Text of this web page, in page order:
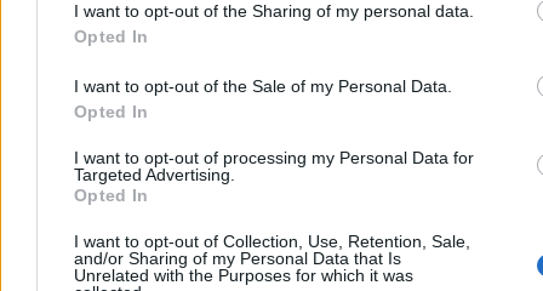
I want to opt-out of the Sharing of my personal data.
Opted In
I want to opt-out of the Sale of my Personal Data.
Opted In
I want to opt-out of processing my Personal Data for
Targeted Advertising.
Opted In
I want to opt-out of Collection, Use, Retention, Sale,
and/or Sharing of my Personal Data that Is
Unrelated with the Purposes for which it was
będzie tworzyło własny projekt wyborczy.
Krzysztof Jabłonowski
Reklama